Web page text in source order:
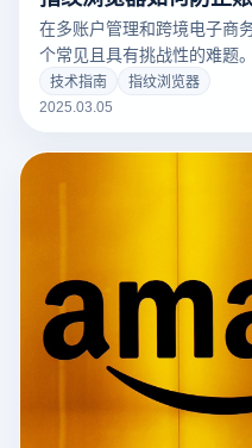
在多账户管理和跨境电子商
个常见且具有挑战性的难题
器指纹、IP地址、设备信息
而限制不当行为或恶意操作
制浏览器指纹等技术手段，
技术指南
指纹浏览器
2025.03.05